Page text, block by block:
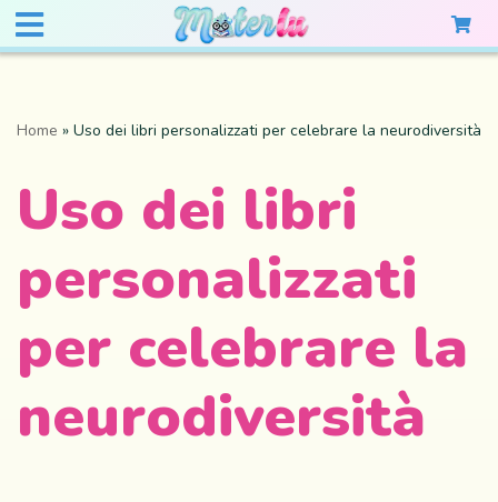
Home » Uso dei libri personalizzati per celebrare la neurodiversità
Uso dei libri
personalizzati
per celebrare la
neurodiversità